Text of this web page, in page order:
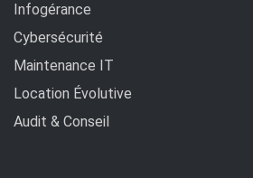
Infogérance
Cybersécurité
Maintenance IT
Location Évolutive
Audit & Conseil